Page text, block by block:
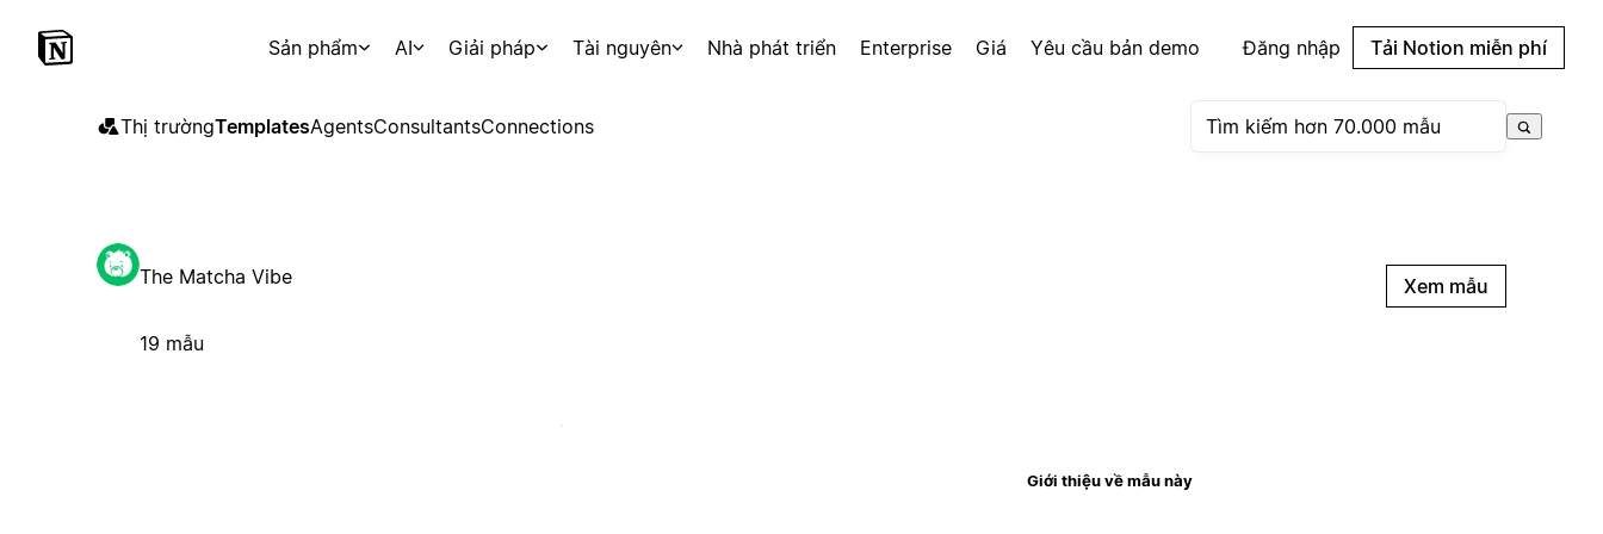
Sản phẩm AI Giải pháp Tài nguyên Nhà phát triển Enterprise Giá Yêu cầu bản demo Đăng nhập Tải Notion miễn phí
Thị trườngTemplatesAgentsConsultantsConnections
The Matcha Vibe
19 mẫu
Xem mẫu
Giới thiệu về mẫu này